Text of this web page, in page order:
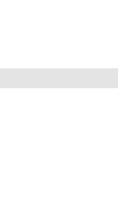
。
るのも魅力◎